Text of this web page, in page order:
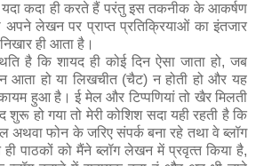
यदा कदा ही करते हैं परंतु इस तकनीक के आकर्षण
लेखन पर प्राप्‍त प्रतिक्रियाओं का इंतजार
ही आता है।
है कि शायद ही कोई दिन ऐसा जाता हो, जब
आता हो या लिखचीत (चैट) न होती हो और यह
हुआ है। ई मेल और टिप्‍पणियां तो खैर मिलती
हो गया तो मेरी कोशिश सदा यही रहती है कि
फोन के जरिए संपर्क बना रहे तथा वे ब्‍लॉग
पाठकों को मैंने ब्‍लॉग लेखन में प्रवृत्‍त किया है,